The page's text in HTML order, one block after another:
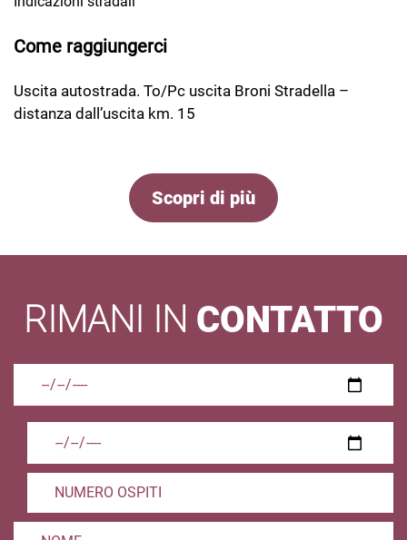
Come raggiungerci
Uscita autostrada. To/Pc uscita Broni Stradella –
distanza dall’uscita km. 15
Scopri di più
RIMANI IN CONTATTO